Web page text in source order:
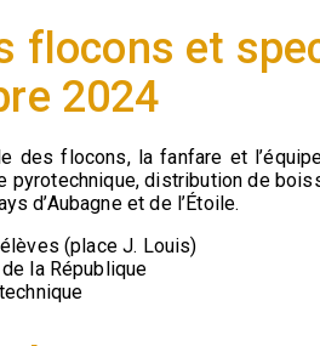
flocons et
2024
des flocons, la fanfare et
pyrotechnique, distribution de
d’Aubagne et de l’Étoile.
(place J. Louis)
la République